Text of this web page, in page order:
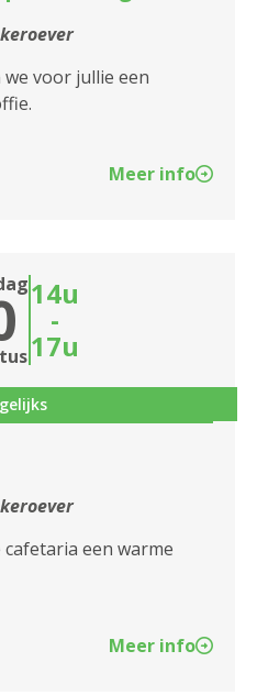
voor jullie een
Meer info
14u
-
17u
cafetaria een warme
Meer info